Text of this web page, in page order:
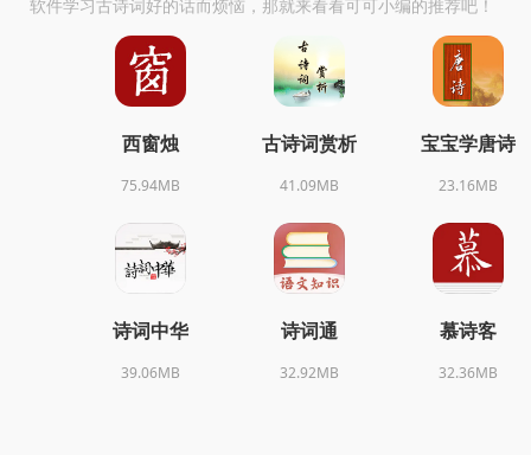
软件学习古诗词好的话而烦恼，那就来看看可可小编的推荐吧！
西窗烛
75.94MB
古诗词赏析
41.09MB
宝宝学唐诗
23.16MB
诗词中华
39.06MB
诗词通
32.92MB
慕诗客
32.36MB